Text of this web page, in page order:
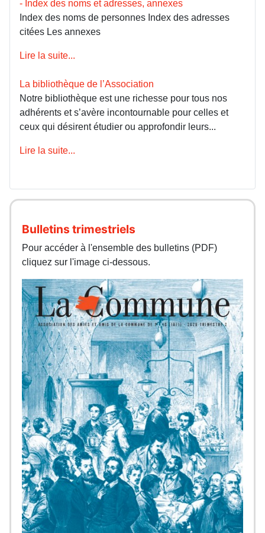
- Index des noms et adresses, annexes
Index des noms de personnes Index des adresses
citées Les annexes
Lire la suite...
La bibliothèque de l’Association
Notre bibliothèque est une richesse pour tous nos
adhérents et s’avère incontournable pour celles et
ceux qui désirent étudier ou approfondir leurs...
Lire la suite...
Bulletins trimestriels
Pour accéder à l'ensemble des bulletins (PDF)
cliquez sur l'image ci-dessous.